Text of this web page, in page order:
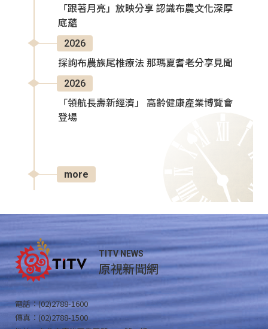
「跟著月亮」放映分享 認識布農文化深厚
底蘊
2026
探詢布農族尾椎療法 那瑪夏耆老分享見聞
2026
「領航長壽新經濟」 高齡健康產業博覽會
登場
more
TITV NEWS
原視新聞網
電話：(02)2788-1600
傳真：(02)2788-1500